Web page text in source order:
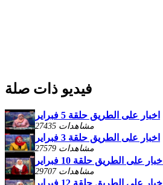
فيديو ذات صلة
اخبار على الطريق حلقة 5 فبراير
27435 مشاهدات
اخبار على الطريق حلقة 3 فبراير
27579 مشاهدات
اخبار على الطريق حلقة 10 فبراير
29707 مشاهدات